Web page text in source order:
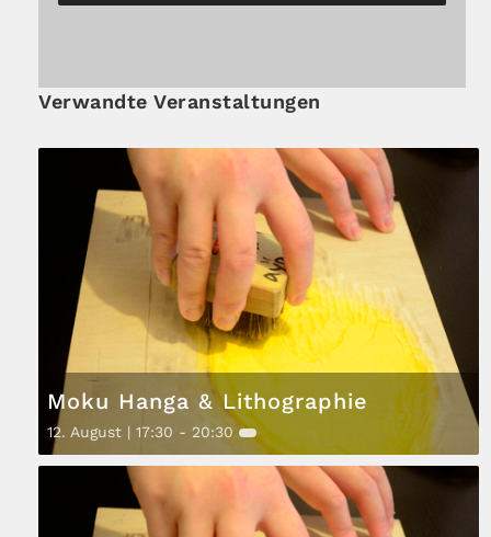
Verwandte Veranstaltungen
Moku Hanga & Lithographie
12. August | 17:30 - 20:30